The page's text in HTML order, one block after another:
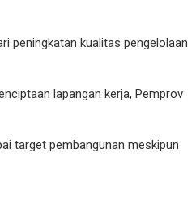
peningkatan kualitas pengelolaan
lapangan kerja, Pemprov
target pembangunan meskipun